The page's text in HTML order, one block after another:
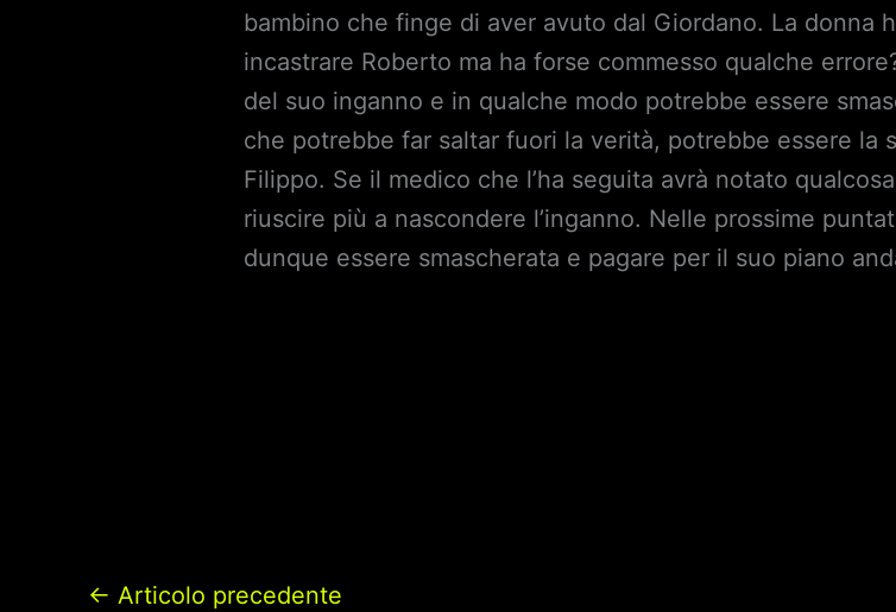
bambino che finge di aver avuto dal Giordano. La donna
incastrare Roberto ma ha forse commesso qualche
del suo inganno e in qualche modo potrebbe essere
che potrebbe far saltar fuori la verità, potrebbe essere la
Filippo. Se il medico che l’ha seguita avrà notato
riuscire più a nascondere l’inganno. Nelle prossime
dunque essere smascherata e pagare per il suo piano
← Articolo precedente